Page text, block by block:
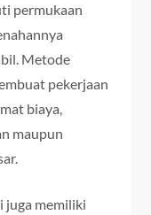
permukaan
Metode
pekerjaan
biaya,
maupun
juga memiliki